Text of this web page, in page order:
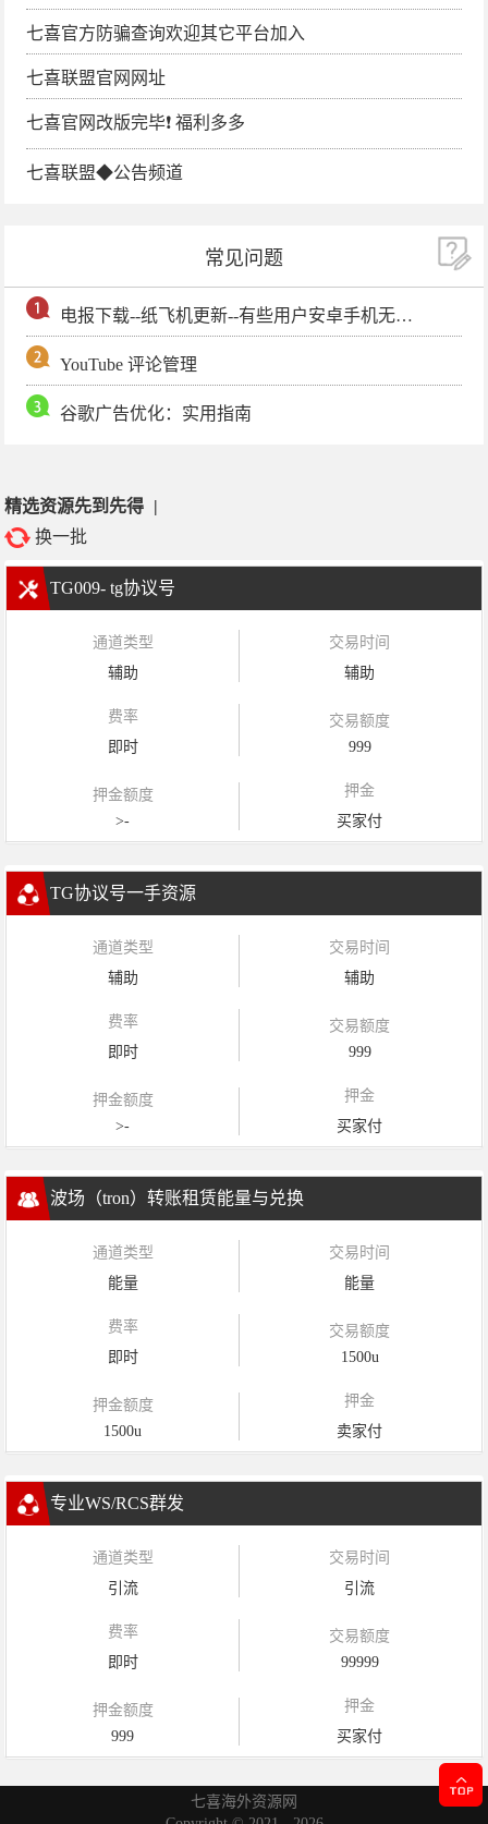
七喜官方防骗查询欢迎其它平台加入
七喜联盟官网网址
七喜官网改版完毕❗️ 福利多多
七喜联盟◆公告频道
常见问题
电报下载--纸飞机更新--有些用户安卓手机无法更新电报软件
YouTube 评论管理
谷歌广告优化：实用指南
精选资源先到先得 |
换一批
TG009- tg协议号
通道类型
辅助
交易时间
辅助
费率
即时
交易额度
999
押金额度
>-
押金
买家付
TG协议号一手资源
通道类型
辅助
交易时间
辅助
费率
即时
交易额度
999
押金额度
>-
押金
买家付
波场（tron）转账租赁能量与兑换
通道类型
能量
交易时间
能量
费率
即时
交易额度
1500u
押金额度
1500u
押金
卖家付
专业WS/RCS群发
通道类型
引流
交易时间
引流
费率
即时
交易额度
99999
押金额度
999
押金
买家付
七喜海外资源网